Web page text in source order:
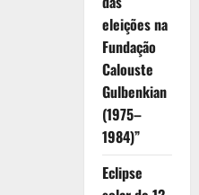
eleições na
Fundação
Calouste
Gulbenkian
(1975–
1984)”
Eclipse